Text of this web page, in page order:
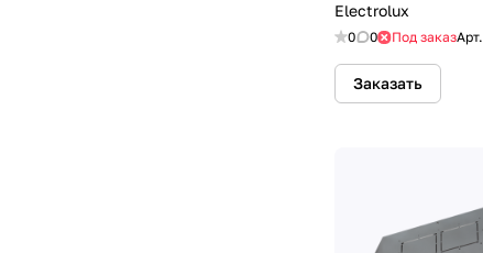
Electrolux
0 0 Под заказАрт.
Заказать